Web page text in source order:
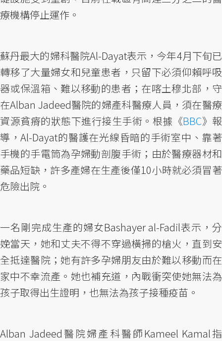
療機構停止運作。
蘇丹最大的婦科醫院Al-Dayat表示，今年4月下旬已
轉移了大量婦女和兒童患者，只留下必須仰賴呼吸
器或保溫箱、難以移動的患者；在喀土穆北部，守
在Alban Jadeed醫院的婦產科醫療人員，須在醫療
資源貧瘠的狀態下進行接生手術。根據《BBC》報
導，Al-Dayat的醫護在光線昏暗的手術室中、靠著
手機的手電筒為孕婦動剖腹手術；由於醫療器材和
藥品短缺，許多產婦在生產後僅10小時就必須冒著
危險出院。
一名剛完成生產的婦女Bashayer al-Fadil表示，分
娩當天，她和丈夫不得不穿過橫掃的槍火，直到安
全抵達醫院；她有許多孕婦朋友由於難以移動而在
家中不幸流產。她也補充道，內戰衝突使她無法為
孩子取得出生證明，也無法為孩子接種疫苗。
Alban Jadeed醫院婦產科醫師Kameel Kamal指